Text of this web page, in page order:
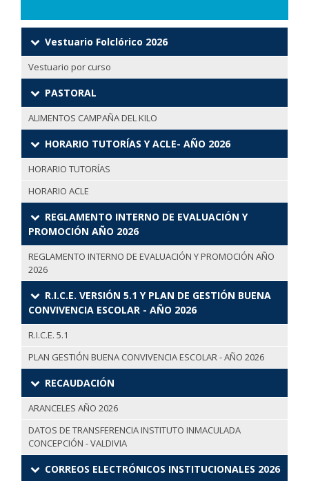
Vestuario Folclórico 2026
Vestuario por curso
PASTORAL
ALIMENTOS CAMPAÑA DEL KILO
HORARIO TUTORÍAS Y ACLE- AÑO 2026
HORARIO TUTORÍAS
HORARIO ACLE
REGLAMENTO INTERNO DE EVALUACIÓN Y
PROMOCIÓN AÑO 2026
REGLAMENTO INTERNO DE EVALUACIÓN Y PROMOCIÓN AÑO
2026
R.I.C.E. VERSIÓN 5.1 Y PLAN DE GESTIÓN BUENA
CONVIVENCIA ESCOLAR - AÑO 2026
R.I.C.E. 5.1
PLAN GESTIÓN BUENA CONVIVENCIA ESCOLAR - AÑO 2026
RECAUDACIÓN
ARANCELES AÑO 2026
DATOS DE TRANSFERENCIA INSTITUTO INMACULADA
CONCEPCIÓN - VALDIVIA
CORREOS ELECTRÓNICOS INSTITUCIONALES 2026